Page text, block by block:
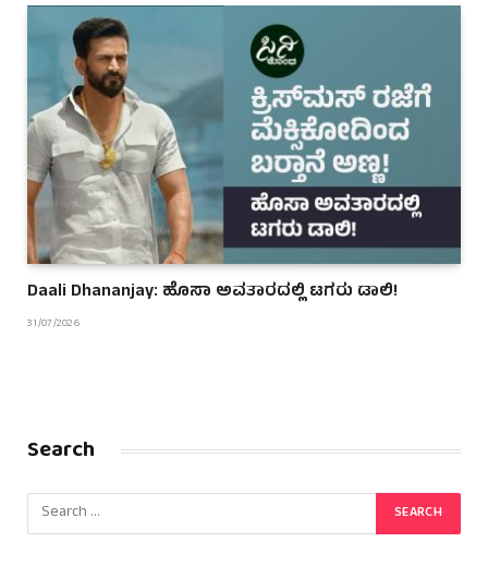
Daali Dhananjay: ಹೊಸಾ ಅವತಾರದಲ್ಲಿ ಟಗರು ಡಾಲಿ!
31/07/2026
Search